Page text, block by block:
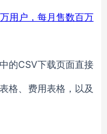
用户，每月售数百万
的CSV下载页面直接
格、费用表格，以及